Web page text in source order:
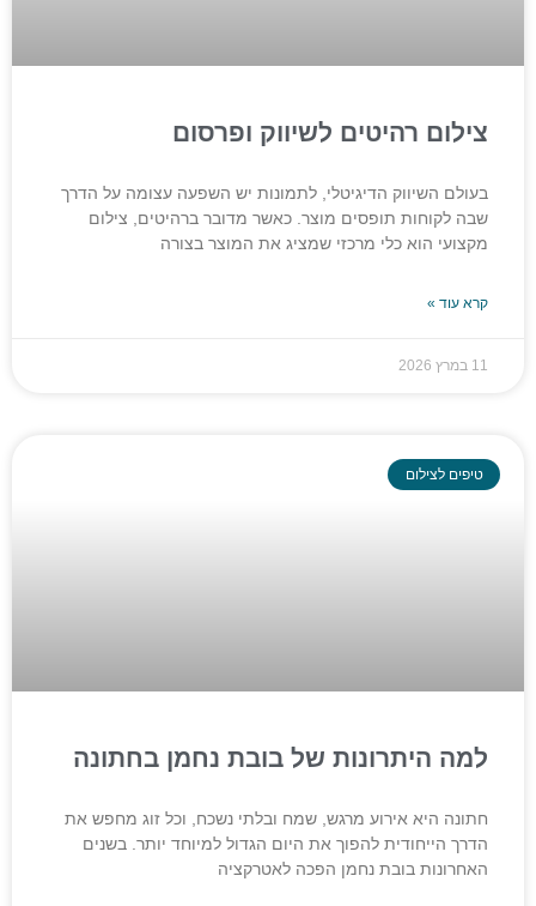
צילום רהיטים לשיווק ופרסום
בעולם השיווק הדיגיטלי, לתמונות יש השפעה עצומה על הדרך
שבה לקוחות תופסים מוצר. כאשר מדובר ברהיטים, צילום
מקצועי הוא כלי מרכזי שמציג את המוצר בצורה
קרא עוד »
11 במרץ 2026
טיפים לצילום
למה היתרונות של בובת נחמן בחתונה
חתונה היא אירוע מרגש, שמח ובלתי נשכח, וכל זוג מחפש את
הדרך הייחודית להפוך את היום הגדול למיוחד יותר. בשנים
האחרונות בובת נחמן הפכה לאטרקציה